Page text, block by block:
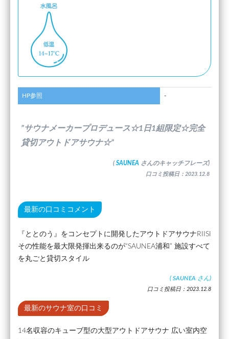
HP参照 -
”サウナメーカープロデュース☆1日1組限定☆完全
貸切アウトドアサウナ☆”
( SAUNEA さんのキャッチフレーズ)
口コミ投稿日：2023.12.8
最新の口コミコメント
『ととのう』をコンセプトに開発したアウトドアサウナRIISI
その性能を最大限発揮出来るのが“SAUNEA浦和” 施設すべて
を丸ごと貸切スタイル
( SAUNEA さん)
口コミ投稿日：2023.12.8
最新のサウナ室の口コミ
14名収容のキューブ型の大型アウトドアサウナ 広い室内空